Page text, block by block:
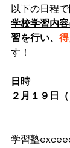
以下の日程
学校学習内
習を行い、
す！
日時
２月１９日
学習塾